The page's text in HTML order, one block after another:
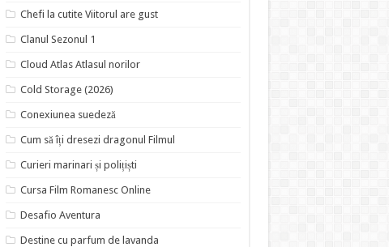
Chefi la cutite Viitorul are gust
Clanul Sezonul 1
Cloud Atlas Atlasul norilor
Cold Storage (2026)
Conexiunea suedeză
Cum să îți dresezi dragonul Filmul
Curieri marinari și polițiști
Cursa Film Romanesc Online
Desafio Aventura
Destine cu parfum de lavanda